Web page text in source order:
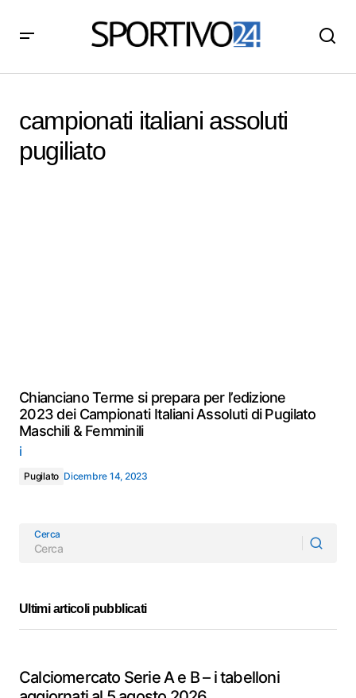
campionati italiani assoluti
pugiliato
Chianciano Terme si prepara per l’edizione
2023 dei Campionati Italiani Assoluti di Pugilato
Maschili & Femminili
i
Pugilato Dicembre 14, 2023
Cerca
Ultimi articoli pubblicati
Calciomercato Serie A e B – i tabelloni